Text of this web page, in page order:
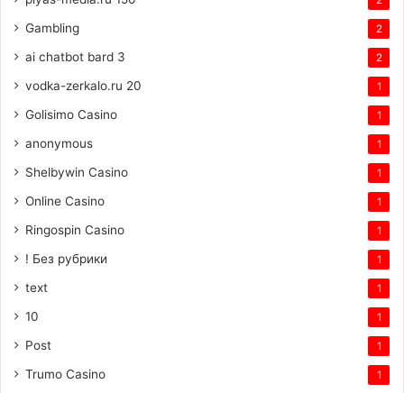
Gambling 2
ai chatbot bard 3 2
vodka-zerkalo.ru 20 1
Golisimo Casino 1
anonymous 1
Shelbywin Casino 1
Online Casino 1
Ringospin Casino 1
! Без рубрики 1
text 1
10 1
Post 1
Trumo Casino 1